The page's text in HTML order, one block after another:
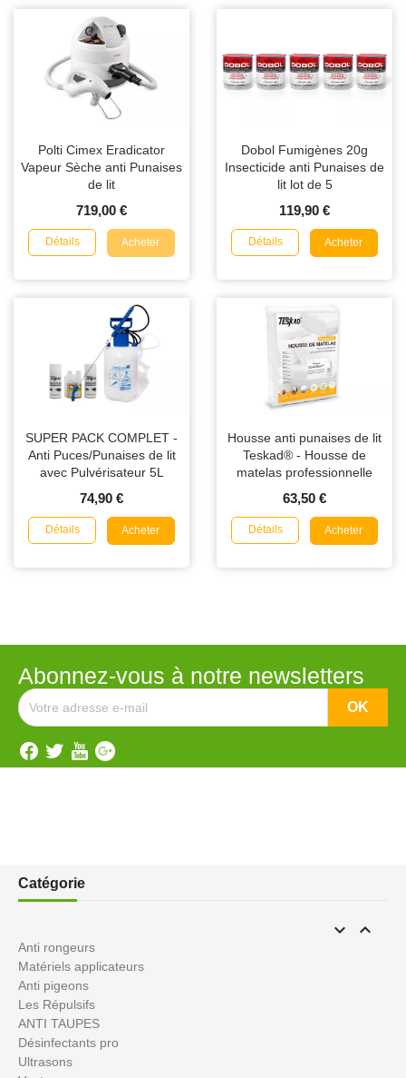
Polti Cimex Eradicator
Vapeur Sèche anti Punaises
de lit
719,00 €
Détails Acheter
Dobol Fumigènes 20g
Insecticide anti Punaises de
lit lot de 5
119,90 €
Détails Acheter
SUPER PACK COMPLET -
Anti Puces/Punaises de lit
avec Pulvérisateur 5L
74,90 €
Détails Acheter
Housse anti punaises de lit
Teskad® - Housse de
matelas professionnelle
63,50 €
Détails Acheter
Abonnez-vous à notre newsletters
Catégorie
 
Anti rongeurs
Matériels applicateurs
Anti pigeons
Les Répulsifs
ANTI TAUPES
Désinfectants pro
Ultrasons